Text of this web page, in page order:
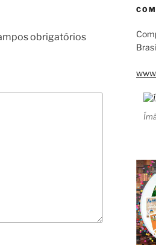
obrigatórios